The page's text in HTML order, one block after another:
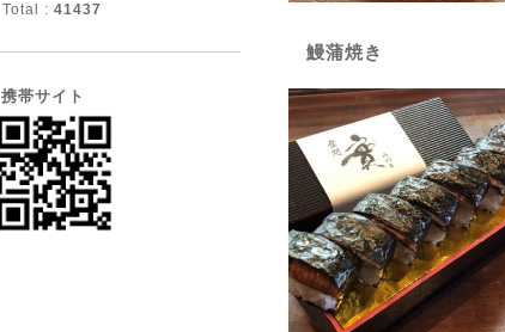
鰻蒲焼き
Total : 41437
携帯サイト